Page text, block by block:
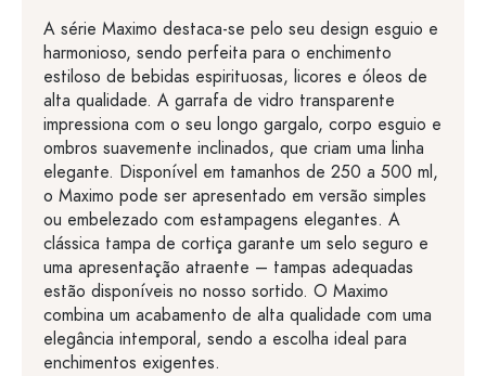
A série Maximo destaca-se pelo seu design esguio e
harmonioso, sendo perfeita para o enchimento
estiloso de bebidas espirituosas, licores e óleos de
alta qualidade. A garrafa de vidro transparente
impressiona com o seu longo gargalo, corpo esguio e
ombros suavemente inclinados, que criam uma linha
elegante. Disponível em tamanhos de 250 a 500 ml,
o Maximo pode ser apresentado em versão simples
ou embelezado com estampagens elegantes. A
clássica tampa de cortiça garante um selo seguro e
uma apresentação atraente – tampas adequadas
estão disponíveis no nosso sortido. O Maximo
combina um acabamento de alta qualidade com uma
elegância intemporal, sendo a escolha ideal para
enchimentos exigentes.